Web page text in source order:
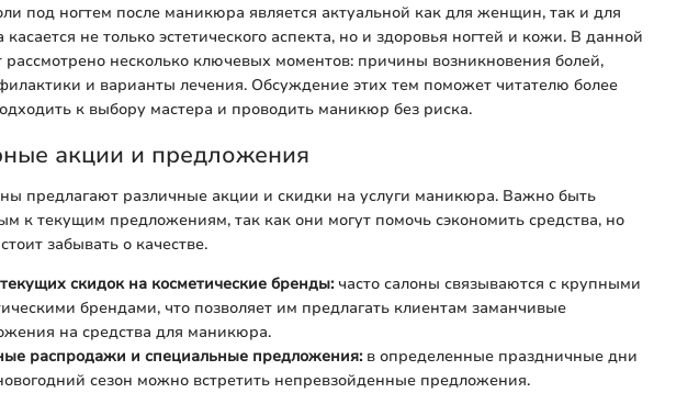
под ногтем после маникюра является актуальной как для женщин, так и для
не только эстетического аспекта, но и здоровья ногтей и кожи. В данной
рассмотрено несколько ключевых моментов: причины возникновения болей,
и варианты лечения. Обсуждение этих тем поможет читателю более
к выбору мастера и проводить маникюр без риска.
акции и предложения
предлагают различные акции и скидки на услуги маникюра. Важно быть
к текущим предложениям, так как они могут помочь сэкономить средства, но
забывать о качестве.
скидок на косметические бренды:часто салоны связываются с крупными
брендами, что позволяет им предлагать клиентам заманчивые
на средства для маникюра.
распродажи и специальные предложения:в определенные праздничные дни
сезон можно встретить непревзойденные предложения.